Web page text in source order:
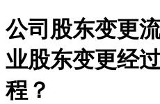
公司股东变更
业股东变更经
程？